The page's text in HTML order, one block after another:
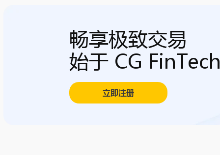
畅享极致交易
始于 CG
立即注册